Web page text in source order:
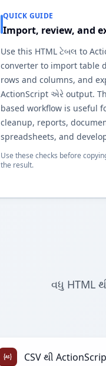
QUICK GUIDE
Import, review, and
Use this HTML ટેબલ to
converter to import table
rows and columns, and
ActionScript એરે output.
based workflow is useful
cleanup, reports,
spreadsheets, and
Use these checks before
the result.
વધુ HTML
CSV થી